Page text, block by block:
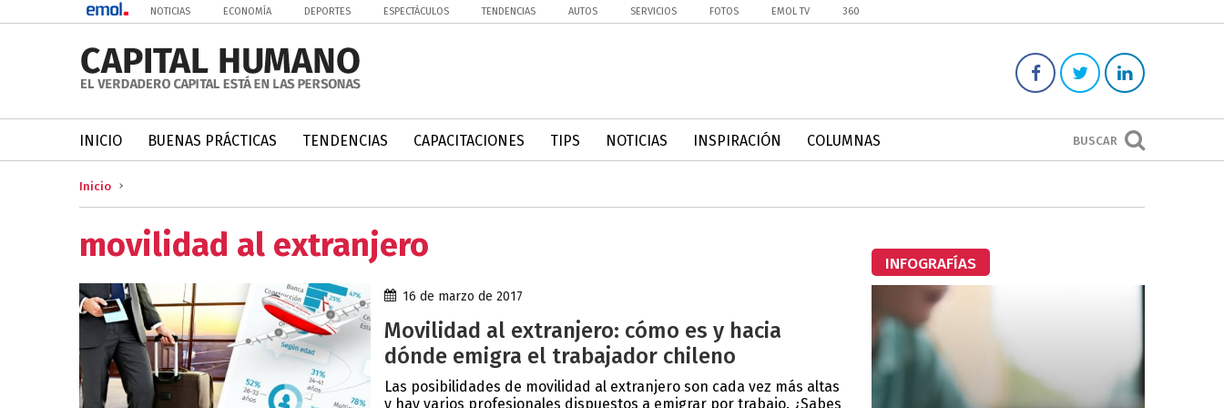
NOTICIAS ECONOMÍA DEPORTES ESPECTÁCULOS TENDENCIAS AUTOS SERVICIOS FOTOS EMOL TV 360
BUSCAR
INICIO BUENAS PRÁCTICAS TENDENCIAS CAPACITACIONES TIPS NOTICIAS INSPIRACIÓN COLUMNAS
Inicio
movilidad al extranjero
16 de marzo de 2017
Movilidad al extranjero: cómo es y hacia
dónde emigra el trabajador chileno
Las posibilidades de movilidad al extranjero son cada vez más altas
y hay varios profesionales dispuestos a emigrar por trabajo. ¿Sabes
INFOGRAFÍAS